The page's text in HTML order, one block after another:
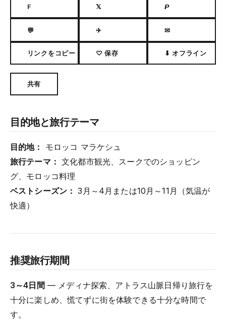
F 𝕏 𝙋
💬 ✈ ✉
リンクをコピー ♡ 保存 ⬇ オフライン
共有
目的地と旅行テーマ
目的地：
モロッコ マラケシュ
旅行テーマ： 文化都市観光、スークでのショッピン
グ、モロッコ料理
ベストシーズン： 3月～4月または10月～11月（気温が
快適）
推奨旅行期間
3～4日間 — メディナ探索、アトラス山脈日帰り旅行を
十分に楽しめ、慌てずに街を体験できる十分な時間で
す。